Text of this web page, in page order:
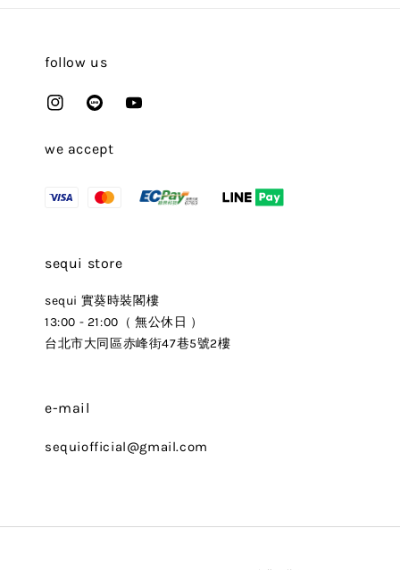
follow us
we accept
sequi store
sequi 實葵時裝閣樓
13:00 - 21:00（ 無公休日 ）
台北市大同區赤峰街47巷5號2樓
e-mail
sequiofficial@gmail.com